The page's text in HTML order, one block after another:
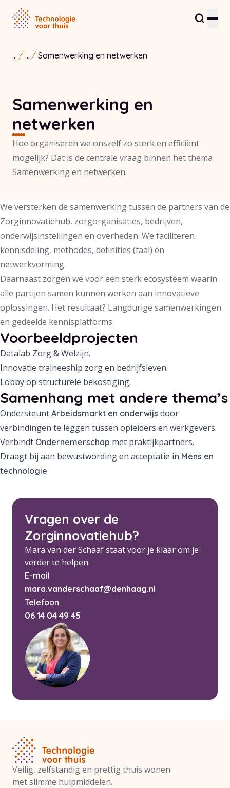
Inwoners en zorgverleners
Zorginnovatiehub
Over ons
Contact
... ... Samenwerking en netwerken
Samenwerking en
netwerken
Hoe organiseren we onszelf zo sterk en efficiënt
mogelijk? Dat is de centrale vraag binnen het thema
Samenwerking en netwerken.
We versterken de samenwerking tussen de partners van de
Zorginnovatiehub, zorgorganisaties, bedrijven,
onderwijsinstellingen en overheden. We faciliteren
kennisdeling, methodes, definities (taal) en
netwerkvorming.
Daarnaast zorgen we voor een sterk ecosysteem waarin
alle partijen samen kunnen werken aan innovatieve
oplossingen. Het resultaat? Langdurige samenwerkingen
en gedeelde kennisplatforms.
Voorbeeldprojecten
Datalab Zorg & Welzijn.
Innovatie traineeship zorg en bedrijfsleven.
Lobby op structurele bekostiging.
Samenhang met andere thema’s
Ondersteunt Arbeidsmarkt en onderwijs door
verbindingen te leggen tussen opleiders en werkgevers.
Verbindt Ondernemerschap met praktijkpartners.
Draagt bij aan bewustwording en acceptatie in Mens en
technologie.
Vragen over de
Zorginnovatiehub?
Mara van der Schaaf staat voor je klaar om je
verder te helpen.
E-mail
mara.vanderschaaf@denhaag.nl
Telefoon
06 14 04 49 45
Veilig, zelfstandig en prettig thuis wonen
met slimme hulpmiddelen.